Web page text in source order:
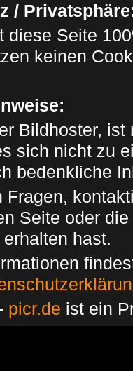
/
diese Seite
keinen
Bildhoster,
sich nicht zu
bedenkliche
Fragen,
Seite oder
hast.
picr.de ist ein